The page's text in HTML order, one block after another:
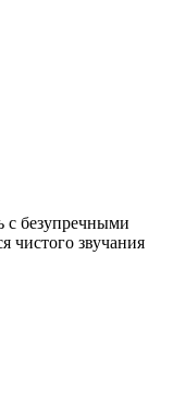
с безупречными
чистого звучания